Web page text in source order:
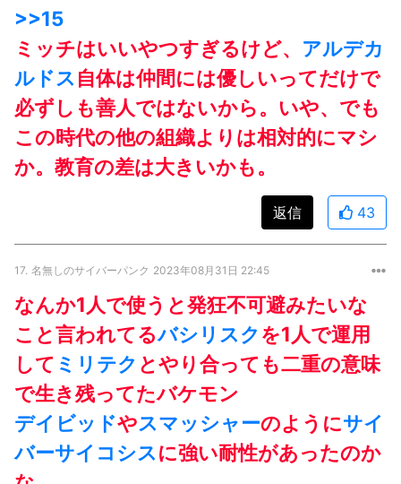
>>15
ミッチはいいやつすぎるけど、 アルデカ
ルドス 自体は仲間には優しいってだけで
必ずしも善人ではないから。いや、でも
この時代の他の組織よりは相対的にマシ
か。教育の差は大きいかも。
返信 43
17. 名無しのサイバーパンク 2023年08月31日 22:45
なんか1人で使うと発狂不可避みたいな
こと言われてるバシリスク を1人で運用
して ミリテク とやり合っても二重の意味
で生き残ってたバケモン
デイビッドやスマッシャーのようにサイ
バーサイコシスに強い耐性があったのか